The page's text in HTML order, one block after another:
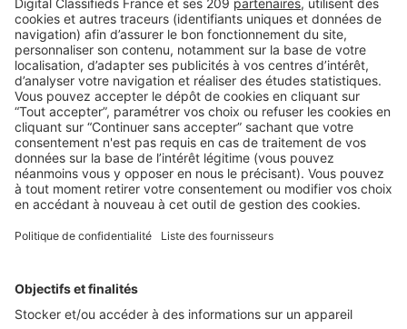
LE MARCHÉ
Comment la crise a-t-elle accéléré la
transformation du marché immobilier
professionnel ?